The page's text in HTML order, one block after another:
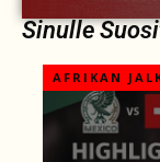
Sinulle
AFRIKAN